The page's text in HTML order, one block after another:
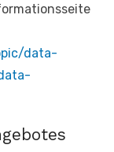
data-